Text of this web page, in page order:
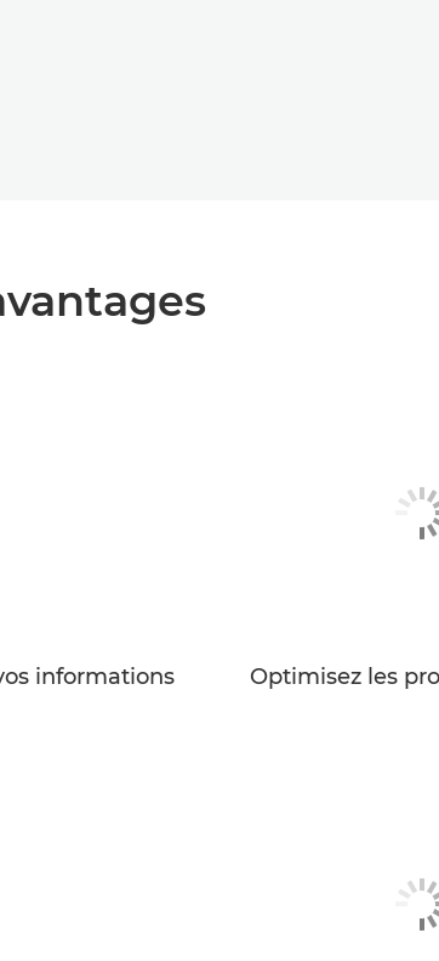
informations Optimisez les